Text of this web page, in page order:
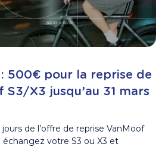
500€ pour la reprise de
X3 jusqu’au 31 mars
de l’offre de reprise VanMoof
échangez votre S3 ou X3 et